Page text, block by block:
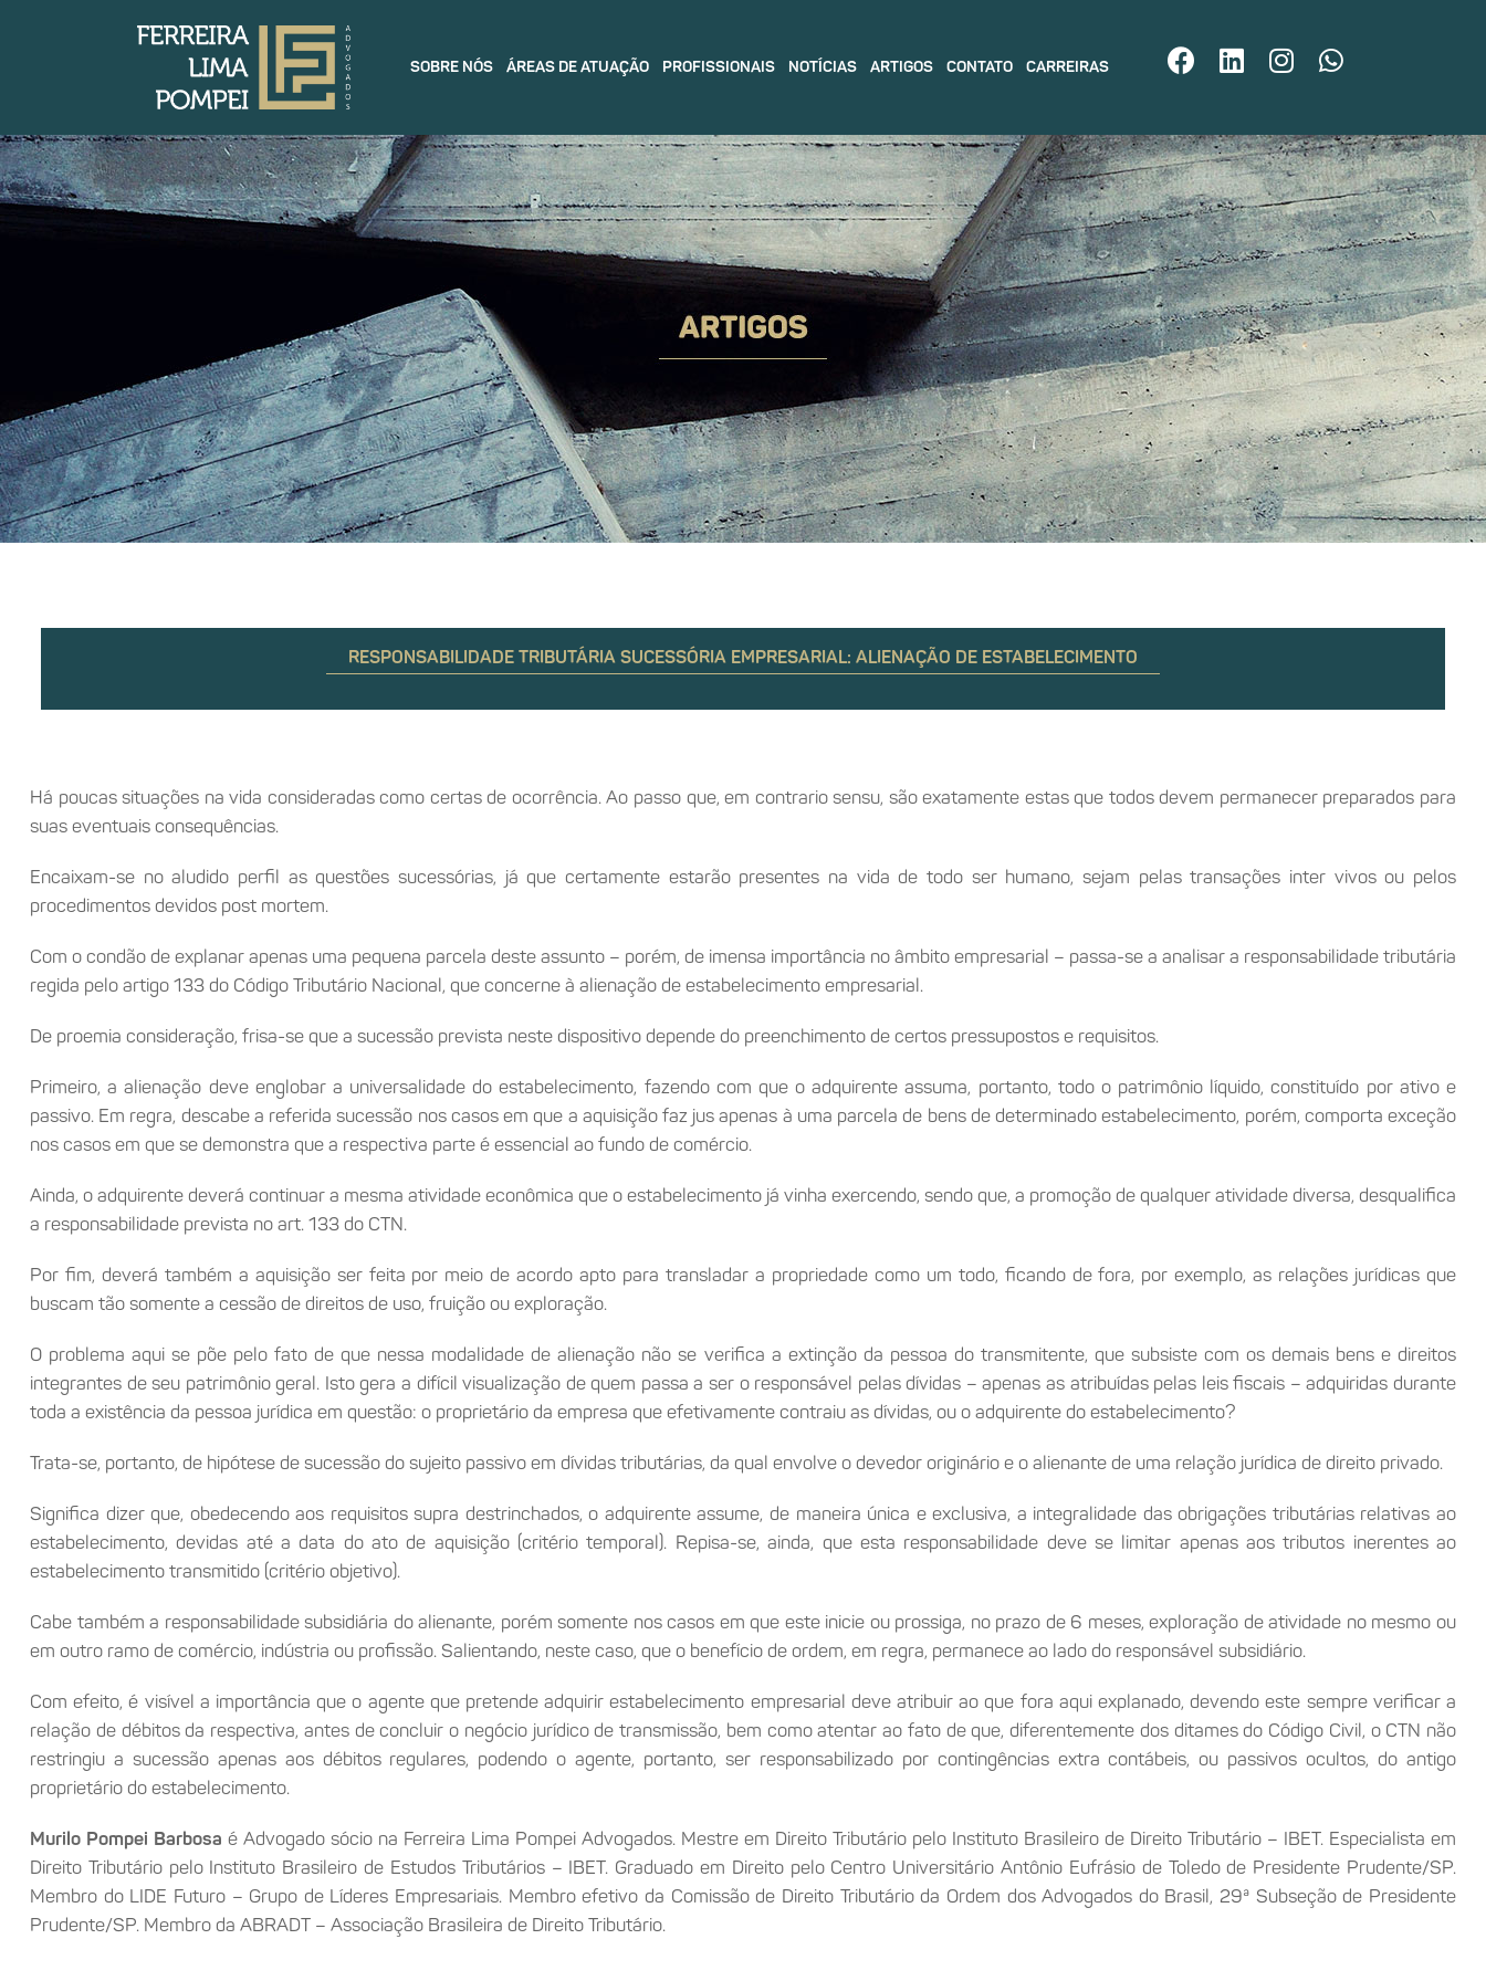
SOBRE NÓS ÁREAS DE ATUAÇÃO PROFISSIONAIS NOTÍCIAS ARTIGOS CONTATO CARREIRAS
RESPONSABILIDADE TRIBUTÁRIA SUCESSÓRIA EMPRESARIAL: ALIENAÇÃO DE ESTABELECIMENTO
Há poucas situações na vida consideradas como certas de ocorrência. Ao passo que, em contrario sensu, são exatamente estas que todos devem permanecer preparados para
suas eventuais consequências.
Encaixam-se no aludido perfil as questões sucessórias, já que certamente estarão presentes na vida de todo ser humano, sejam pelas transações inter vivos ou pelos
procedimentos devidos post mortem.
Com o condão de explanar apenas uma pequena parcela deste assunto – porém, de imensa importância no âmbito empresarial – passa-se a analisar a responsabilidade tributária
regida pelo artigo 133 do Código Tributário Nacional, que concerne à alienação de estabelecimento empresarial.
De proemia consideração, frisa-se que a sucessão prevista neste dispositivo depende do preenchimento de certos pressupostos e requisitos.
Primeiro, a alienação deve englobar a universalidade do estabelecimento, fazendo com que o adquirente assuma, portanto, todo o patrimônio líquido, constituído por ativo e
passivo. Em regra, descabe a referida sucessão nos casos em que a aquisição faz jus apenas à uma parcela de bens de determinado estabelecimento, porém, comporta exceção
nos casos em que se demonstra que a respectiva parte é essencial ao fundo de comércio.
Ainda, o adquirente deverá continuar a mesma atividade econômica que o estabelecimento já vinha exercendo, sendo que, a promoção de qualquer atividade diversa, desqualifica
a responsabilidade prevista no art. 133 do CTN.
Por fim, deverá também a aquisição ser feita por meio de acordo apto para transladar a propriedade como um todo, ficando de fora, por exemplo, as relações jurídicas que
buscam tão somente a cessão de direitos de uso, fruição ou exploração.
O problema aqui se põe pelo fato de que nessa modalidade de alienação não se verifica a extinção da pessoa do transmitente, que subsiste com os demais bens e direitos
integrantes de seu patrimônio geral. Isto gera a difícil visualização de quem passa a ser o responsável pelas dívidas – apenas as atribuídas pelas leis fiscais – adquiridas durante
toda a existência da pessoa jurídica em questão: o proprietário da empresa que efetivamente contraiu as dívidas, ou o adquirente do estabelecimento?
Trata-se, portanto, de hipótese de sucessão do sujeito passivo em dívidas tributárias, da qual envolve o devedor originário e o alienante de uma relação jurídica de direito privado.
Significa dizer que, obedecendo aos requisitos supra destrinchados, o adquirente assume, de maneira única e exclusiva, a integralidade das obrigações tributárias relativas ao
estabelecimento, devidas até a data do ato de aquisição (critério temporal). Repisa-se, ainda, que esta responsabilidade deve se limitar apenas aos tributos inerentes ao
estabelecimento transmitido (critério objetivo).
Cabe também a responsabilidade subsidiária do alienante, porém somente nos casos em que este inicie ou prossiga, no prazo de 6 meses, exploração de atividade no mesmo ou
em outro ramo de comércio, indústria ou profissão. Salientando, neste caso, que o benefício de ordem, em regra, permanece ao lado do responsável subsidiário.
Com efeito, é visível a importância que o agente que pretende adquirir estabelecimento empresarial deve atribuir ao que fora aqui explanado, devendo este sempre verificar a
relação de débitos da respectiva, antes de concluir o negócio jurídico de transmissão, bem como atentar ao fato de que, diferentemente dos ditames do Código Civil, o CTN não
restringiu a sucessão apenas aos débitos regulares, podendo o agente, portanto, ser responsabilizado por contingências extra contábeis, ou passivos ocultos, do antigo
proprietário do estabelecimento.
Murilo Pompei Barbosa é Advogado sócio na Ferreira Lima Pompei Advogados. Mestre em Direito Tributário pelo Instituto Brasileiro de Direito Tributário – IBET. Especialista em
Direito Tributário pelo Instituto Brasileiro de Estudos Tributários – IBET. Graduado em Direito pelo Centro Universitário Antônio Eufrásio de Toledo de Presidente Prudente/SP.
Membro do LIDE Futuro – Grupo de Líderes Empresariais. Membro efetivo da Comissão de Direito Tributário da Ordem dos Advogados do Brasil, 29ª Subseção de Presidente
Prudente/SP. Membro da ABRADT – Associação Brasileira de Direito Tributário.